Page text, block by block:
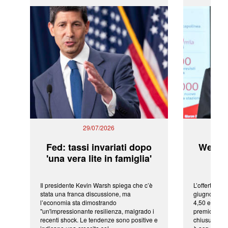
29/07/2026
Fed: tassi invariati dopo
'una vera lite in famiglia'
Il presidente Kevin Warsh spiega che c’è
stata una franca discussione, ma
l’economia sta dimostrando
"un'impressionante resilienza, malgrado i
recenti shock. Le tendenze sono positive e
L’offerta
giugno da
4,50 euro
premio di
chiusura